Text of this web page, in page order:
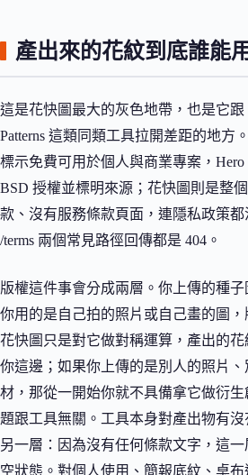
產出來的花紋到底誰能用
這是花快圖最大的灰色地帶，也是它跟
Patterns 這類同類工具拉開差距的地方
標示免費可用於個人與商業專案，Hero
BSD 授權並標明來源；花快圖則是整
款、沒有服務條款頁面，連隱私政策都
/terms 兩個常見路徑回傳都是 404。
版權這件事會分成兩層。你上傳的種
你用的是自己拍的照片或自己畫的圖，
花快圖只是對它做對稱運算，產出的花
你這邊；如果你上傳的是別人的照片
材，那從一開始你就不具備拿它做衍生
題跟工具無關。工具本身對產出物有
另一層：因為沒有任何條款文字，這
空狀態。對個人使用、簡報底紋、桌